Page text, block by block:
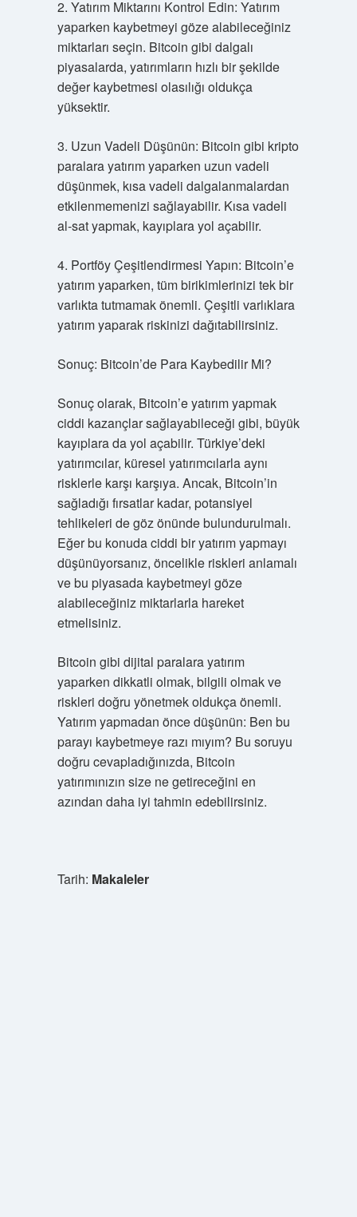
2. Yatırım Miktarını Kontrol Edin: Yatırım
yaparken kaybetmeyi göze alabileceğiniz
miktarları seçin. Bitcoin gibi dalgalı
piyasalarda, yatırımların hızlı bir şekilde
değer kaybetmesi olasılığı oldukça
yüksektir.
3. Uzun Vadeli Düşünün: Bitcoin gibi kripto
paralara yatırım yaparken uzun vadeli
düşünmek, kısa vadeli dalgalanmalardan
etkilenmemenizi sağlayabilir. Kısa vadeli
al-sat yapmak, kayıplara yol açabilir.
4. Portföy Çeşitlendirmesi Yapın: Bitcoin’e
yatırım yaparken, tüm birikimlerinizi tek bir
varlıkta tutmamak önemli. Çeşitli varlıklara
yatırım yaparak riskinizi dağıtabilirsiniz.
Sonuç: Bitcoin’de Para Kaybedilir Mi?
Sonuç olarak, Bitcoin’e yatırım yapmak
ciddi kazançlar sağlayabileceği gibi, büyük
kayıplara da yol açabilir. Türkiye’deki
yatırımcılar, küresel yatırımcılarla aynı
risklerle karşı karşıya. Ancak, Bitcoin’in
sağladığı fırsatlar kadar, potansiyel
tehlikeleri de göz önünde bulundurulmalı.
Eğer bu konuda ciddi bir yatırım yapmayı
düşünüyorsanız, öncelikle riskleri anlamalı
ve bu piyasada kaybetmeyi göze
alabileceğiniz miktarlarla hareket
etmelisiniz.
Bitcoin gibi dijital paralara yatırım
yaparken dikkatli olmak, bilgili olmak ve
riskleri doğru yönetmek oldukça önemli.
Yatırım yapmadan önce düşünün: Ben bu
parayı kaybetmeye razı mıyım? Bu soruyu
doğru cevapladığınızda, Bitcoin
yatırımınızın size ne getireceğini en
azından daha iyi tahmin edebilirsiniz.
Tarih: Makaleler